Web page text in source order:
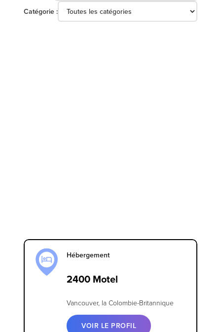
Catégorie :
Hébergement
2400 Motel
Vancouver, la Colombie-Britannique
VOIR LE PROFIL